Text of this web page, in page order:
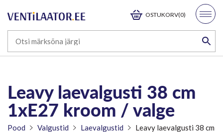
OSTUKORV(0)
Leavy laevalgusti 38 cm
1xE27 kroom / valge
Pood Valgustid Laevalgustid
Leavy laevalgusti 38 cm